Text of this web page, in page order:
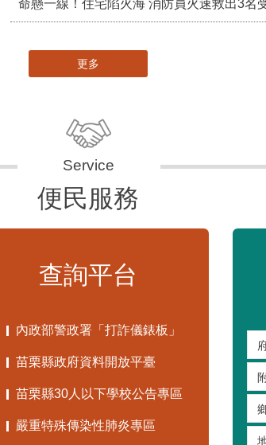
命懸一線！住宅陷火海 消防員火速救出3名
更多
便民服務
查詢平台
內政部警政署「打詐儀錶板」
苗栗縣政府資料開放平臺